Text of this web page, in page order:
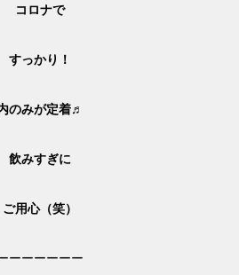
コロナで
すっかり！
のみが定着♬
飲みすぎに
ご用心（笑）
ーーーーーー